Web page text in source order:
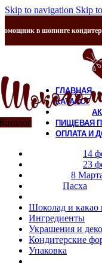
Skip to navigation Skip
в шопинге
14
23
8
Пасха
Шоколад и какао
Ингредиенты
Украшения и
Кондитерские
Упаковка
ГЛАВНАЯ
КАТАЛОГ
ПИЩЕВАЯ
ОПЛАТА И